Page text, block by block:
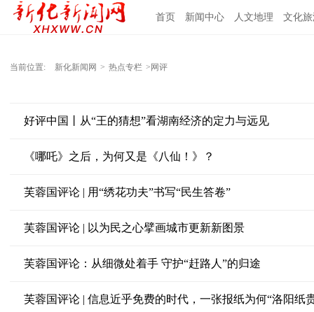
首页 新闻中心 人文地理 文化
当前位置: 新化新闻网 > 热点专栏 >网评
好评中国丨从“王的猜想”看湖南经济的定力与远见
《哪吒》之后，为何又是《八仙！》？
芙蓉国评论 | 用“绣花功夫”书写“民生答卷”
芙蓉国评论 | 以为民之心擘画城市更新新图景
芙蓉国评论：从细微处着手 守护“赶路人”的归途
芙蓉国评论 | 信息近乎免费的时代，一张报纸为何“洛阳纸